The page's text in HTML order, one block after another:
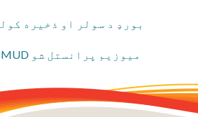
بورډ د سولر او ذخیره
د ساینس او تجسس د SMUD میوزیم پرانستل شو